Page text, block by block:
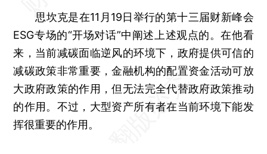
思坎克是在11月19日举行的第十三届财新峰会
ESG专场的“开场对话”中阐述上述观点的。在他看
来，当前减碳面临逆风的环境下，政府提供可信的
减碳政策非常重要，金融机构的配置资金活动可放
大政府政策的作用，但无法完全代替政府政策推动
的作用。不过，大型资产所有者在当前环境下能发
挥很重要的作用。